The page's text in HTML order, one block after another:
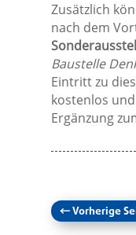
Zusätzlich
nach dem
Baustelle
Eintritt zu
kostenlos
Ergänzung
←Vorherige